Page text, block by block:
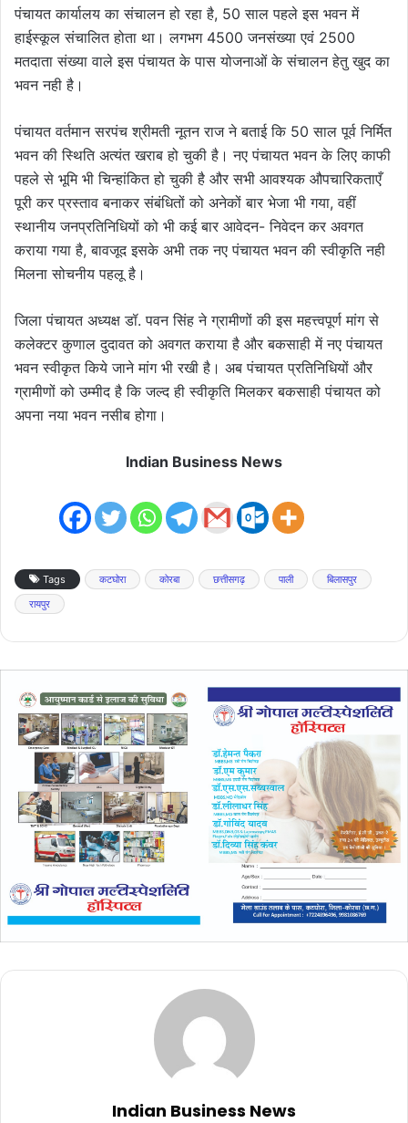
पंचायत कार्यालय का संचालन हो रहा है, 50 साल पहले इस भवन में
हाईस्कूल संचालित होता था। लगभग 4500 जनसंख्या एवं 2500
मतदाता संख्या वाले इस पंचायत के पास योजनाओं के संचालन हेतु खुद का
भवन नही है।
पंचायत वर्तमान सरपंच श्रीमती नूतन राज ने बताई कि 50 साल पूर्व निर्मित
भवन की स्थिति अत्यंत खराब हो चुकी है। नए पंचायत भवन के लिए काफी
पहले से भूमि भी चिन्हांकित हो चुकी है और सभी आवश्यक औपचारिकताएँ
पूरी कर प्रस्ताव बनाकर संबंधितों को अनेकों बार भेजा भी गया, वहीं
स्थानीय जनप्रतिनिधियों को भी कई बार आवेदन- निवेदन कर अवगत
कराया गया है, बावजूद इसके अभी तक नए पंचायत भवन की स्वीकृति नही
मिलना सोचनीय पहलू है।
जिला पंचायत अध्यक्ष डॉ. पवन सिंह ने ग्रामीणों की इस महत्त्वपूर्ण मांग से
कलेक्टर कुणाल दुदावत को अवगत कराया है और बकसाही में नए पंचायत
भवन स्वीकृत किये जाने मांग भी रखी है। अब पंचायत प्रतिनिधियों और
ग्रामीणों को उम्मीद है कि जल्द ही स्वीकृति मिलकर बकसाही पंचायत को
अपना नया भवन नसीब होगा।
Indian Business News
Tags कटघोरा कोरबा छत्तीसगढ़ पाली
बिलासपुर
रायपुर
Indian Business News